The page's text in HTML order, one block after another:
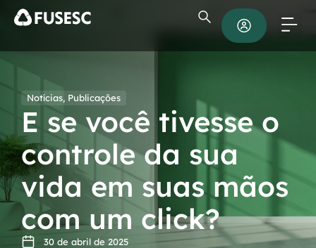
Notícias, Publicações
E se você tivesse o
controle da sua
vida em suas mãos
com um click?
30 de abril de 2025